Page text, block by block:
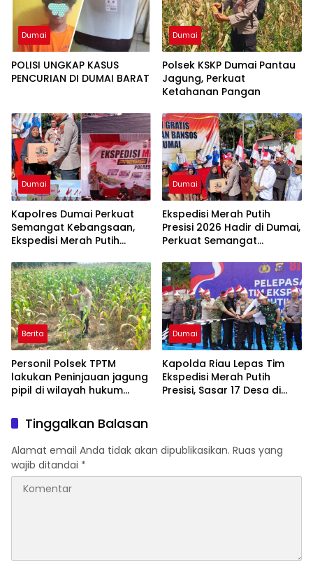
Dumai
POLISI UNGKAP KASUS
PENCURIAN DI DUMAI BARAT
Dumai
Polsek KSKP Dumai Pantau
Jagung, Perkuat
Ketahanan Pangan
Dumai
Kapolres Dumai Perkuat
Semangat Kebangsaan,
Ekspedisi Merah Putih
Nyata untuk Rakyat
Dumai
Ekspedisi Merah Putih
Presisi 2026 Hadir di Dumai,
Perkuat Semangat
Kepedulian Sosial
Berita
Personil Polsek TPTM
lakukan Peninjauan jagung
pipil di wilayah hukum
Dumai
Kapolda Riau Lepas Tim
Ekspedisi Merah Putih
Presisi, Sasar 17 Desa di
Tinggalkan Balasan
Alamat email Anda tidak akan dipublikasikan. Ruas yang
wajib ditandai *